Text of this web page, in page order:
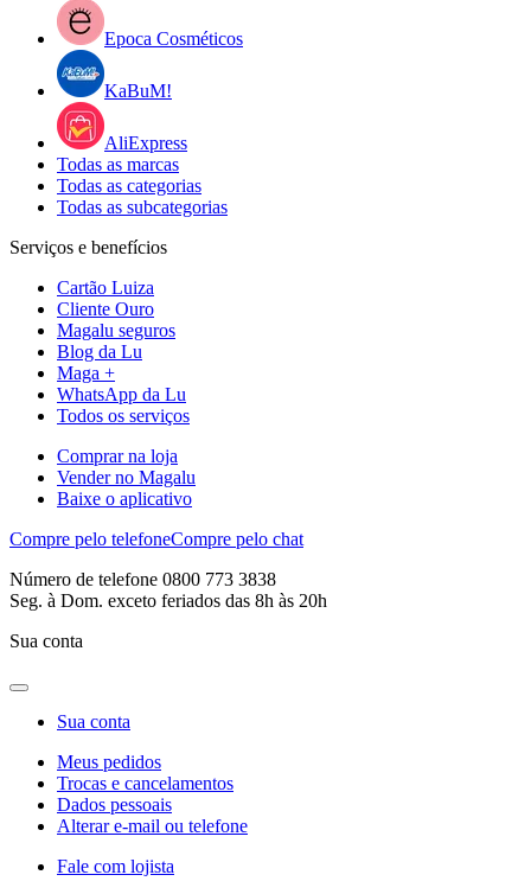
Epoca Cosméticos
KaBuM!
AliExpress
Todas as marcas
Todas as categorias
Todas as subcategorias
Serviços e benefícios
Cartão Luiza
Cliente Ouro
Magalu seguros
Blog da Lu
Maga +
WhatsApp da Lu
Todos os serviços
Comprar na loja
Vender no Magalu
Baixe o aplicativo
Compre pelo telefoneCompre pelo chat
Número de telefone 0800 773 3838
Seg. à Dom. exceto feriados das 8h às 20h
Sua conta
Sua conta
Meus pedidos
Trocas e cancelamentos
Dados pessoais
Alterar e-mail ou telefone
Fale com lojista